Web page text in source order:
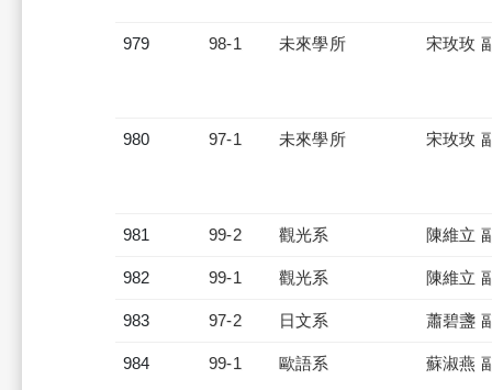
979 98-1 未來學所 宋玫玫
980 97-1 未來學所 宋玫玫
981 99-2 觀光系 陳維立
982 99-1 觀光系 陳維立
983 97-2 日文系 蕭碧盞
984 99-1 歐語系 蘇淑燕